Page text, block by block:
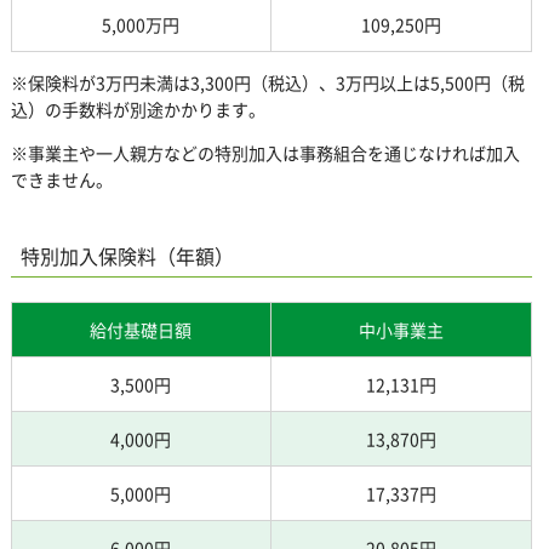
5,000万円 109,250円
※保険料が3万円未満は3,300円（税込）、3万円以上は5,500円（税
込）の手数料が別途かかります。
※事業主や一人親方などの特別加入は事務組合を通じなければ加入
できません。
特別加入保険料（年額）
給付基礎日額 中小事業主
3,500円 12,131円
4,000円 13,870円
5,000円 17,337円